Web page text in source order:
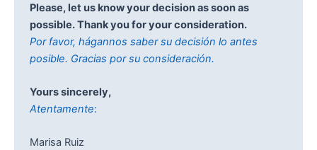
Please, let us know your decision as soon as
possible. Thank you for your consideration.
Por favor, hágannos saber su decisión lo antes
posible. Gracias por su consideración.
Yours sincerely,
Atentamente:
Marisa Ruiz